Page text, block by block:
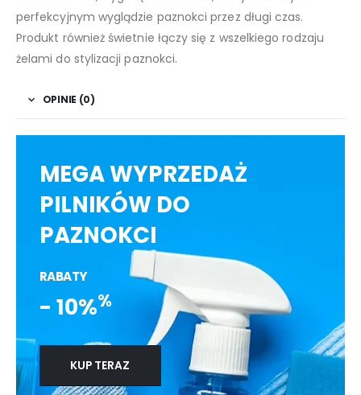
perfekcyjnym wyglądzie paznokci przez długi czas.
Produkt również świetnie łączy się z wszelkiego rodzaju
żelami do stylizacji paznokci.
OPINIE (0)
MEGA WYPRZEDAŻ
PILNIKÓW DO
PAZNOKCI
RABATY
- 10%%
KUP TERAZ